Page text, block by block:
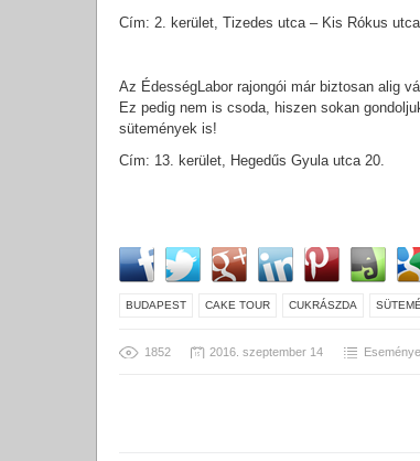
Cím: 2. kerület, Tizedes utca – Kis Rókus
Az ÉdességLabor rajongói már biztosan alig
Ez pedig nem is csoda, hiszen sokan
sütemények is!
Cím: 13. kerület, Hegedűs Gyula utca 20.
BUDAPEST CAKE TOUR CUKRÁSZDA
1852 2016. szeptember 14